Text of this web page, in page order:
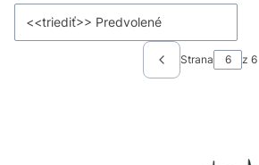
<<triediť>> Predvolené
Strana z 6